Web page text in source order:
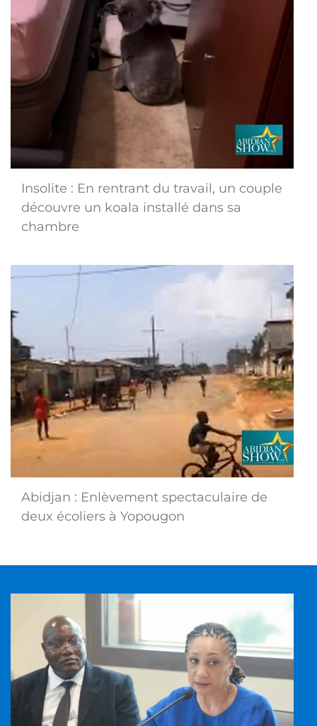
Insolite : En rentrant du travail, un couple
découvre un koala installé dans sa
chambre
Abidjan : Enlèvement spectaculaire de
deux écoliers à Yopougon